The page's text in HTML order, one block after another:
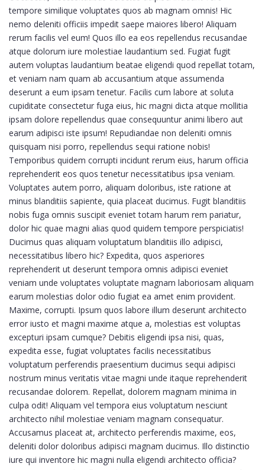
tempore similique voluptates quos ab magnam omnis! Hic
nemo deleniti officiis impedit saepe maiores libero! Aliquam
rerum facilis vel eum! Quos illo ea eos repellendus recusandae
atque dolorum iure molestiae laudantium sed. Fugiat fugit
autem voluptas laudantium beatae eligendi quod repellat totam,
et veniam nam quam ab accusantium atque assumenda
deserunt a eum ipsam tenetur. Facilis cum labore at soluta
cupiditate consectetur fuga eius, hic magni dicta atque mollitia
ipsam dolore repellendus quae consequuntur animi libero aut
earum adipisci iste ipsum! Repudiandae non deleniti omnis
quisquam nisi porro, repellendus sequi ratione nobis!
Temporibus quidem corrupti incidunt rerum eius, harum officia
reprehenderit eos quos tenetur necessitatibus ipsa veniam.
Voluptates autem porro, aliquam doloribus, iste ratione at
minus blanditiis sapiente, quia placeat ducimus. Fugit blanditiis
nobis fuga omnis suscipit eveniet totam harum rem pariatur,
dolor hic quae magni alias quod quidem tempore perspiciatis!
Ducimus quas aliquam voluptatum blanditiis illo adipisci,
necessitatibus libero hic? Expedita, quos asperiores
reprehenderit ut deserunt tempora omnis adipisci eveniet
veniam unde voluptates voluptate magnam laboriosam aliquam
earum molestias dolor odio fugiat ea amet enim provident.
Maxime, corrupti. Ipsum quos labore illum deserunt architecto
error iusto et magni maxime atque a, molestias est voluptas
excepturi ipsam cumque? Debitis eligendi ipsa nisi, quas,
expedita esse, fugiat voluptates facilis necessitatibus
voluptatum perferendis praesentium ducimus sequi adipisci
nostrum minus veritatis vitae magni unde itaque reprehenderit
recusandae dolorem. Repellat, dolorem magnam minima in
culpa odit! Aliquam vel tempora eius voluptatum nesciunt
architecto nihil molestiae veniam magnam consequatur.
Accusamus placeat at, architecto perferendis maxime, eos,
deleniti dolor doloribus adipisci magnam ducimus. Illo distinctio
iure qui inventore hic magni nulla eligendi architecto officia?